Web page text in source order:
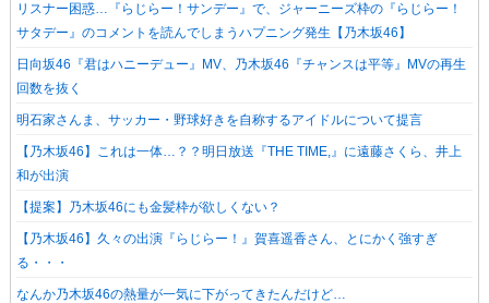
リスナー困惑…『らじらー！サンデー』で、ジャーニーズ枠の『らじらー！
サタデー』のコメントを読んでしまうハプニング発生【乃木坂46】
日向坂46『君はハニーデュー』MV、乃木坂46『チャンスは平等』MVの再生
回数を抜く
明石家さんま、サッカー・野球好きを自称するアイドルについて提言
【乃木坂46】これは一体…？？明日放送『THE TIME,』に遠藤さくら、井上
和が出演
【提案】乃木坂46にも金髪枠が欲しくない？
【乃木坂46】久々の出演『らじらー！』賀喜遥香さん、とにかく強すぎ
る・・・
なんか乃木坂46の熱量が一気に下がってきたんだけど…